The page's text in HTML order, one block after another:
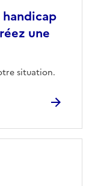
une
situation.